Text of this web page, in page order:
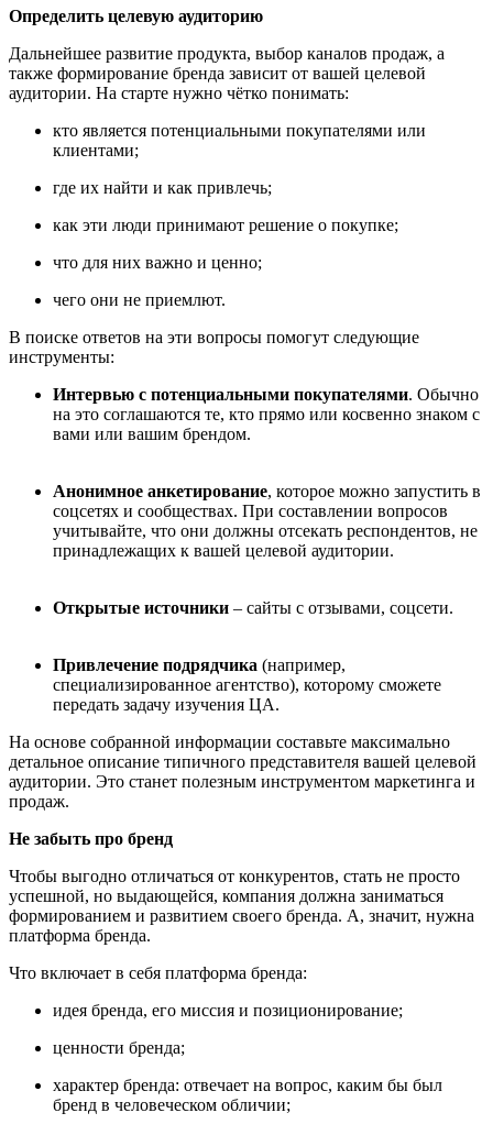
Определить целевую аудиторию
Дальнейшее развитие продукта, выбор каналов продаж, а
также формирование бренда зависит от вашей целевой
аудитории. На старте нужно чётко понимать:
кто является потенциальными покупателями или
клиентами;
где их найти и как привлечь;
как эти люди принимают решение о покупке;
что для них важно и ценно;
чего они не приемлют.
В поиске ответов на эти вопросы помогут следующие
инструменты:
Интервью с потенциальными покупателями. Обычно
на это соглашаются те, кто прямо или косвенно знаком с
вами или вашим брендом.
Анонимное анкетирование, которое можно запустить в
соцсетях и сообществах. При составлении вопросов
учитывайте, что они должны отсекать респондентов, не
принадлежащих к вашей целевой аудитории.
Открытые источники – сайты с отзывами, соцсети.
Привлечение подрядчика (например,
специализированное агентство), которому сможете
передать задачу изучения ЦА.
На основе собранной информации составьте максимально
детальное описание типичного представителя вашей целевой
аудитории. Это станет полезным инструментом маркетинга и
продаж.
Не забыть про бренд
Чтобы выгодно отличаться от конкурентов, стать не просто
успешной, но выдающейся, компания должна заниматься
формированием и развитием своего бренда. А, значит, нужна
платформа бренда.
Что включает в себя платформа бренда:
идея бренда, его миссия и позиционирование;
ценности бренда;
характер бренда: отвечает на вопрос, каким бы был
бренд в человеческом обличии;